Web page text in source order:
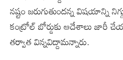
నష్టం జరుగుతుందన్న విషయాన్ని
కంట్రోల్ బోర్డుకు ఆదేశాలు జారీ
తర్వాత విన్నవిద్దామన్నారు.